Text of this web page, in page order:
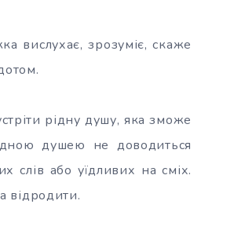
вислухає, зрозуміє, скаже
рідну душу, яка зможе
душею не доводиться
слів або уїдливих на сміх.
відродити.